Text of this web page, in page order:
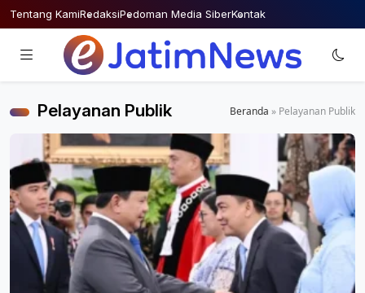
Skip
to
Tentang KamiRedaksiPedoman Media SiberKontak
Pelayanan Publik Beranda » Pelayanan Publik